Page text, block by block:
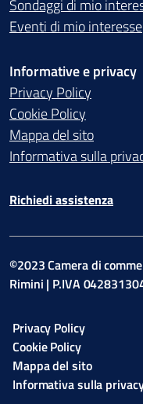
Sondaggi di mio
Eventi di mio interesse
Informative e privacy
Privacy Policy
Cookie Policy
Mappa del sito
Informativa sulla
Richiedi assistenza
©2023 Camera di
Rimini | P.IVA
Privacy Policy
Cookie Policy
Mappa del sito
Informativa sulla